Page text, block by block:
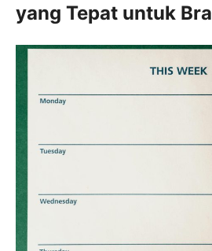
yang Tepat untuk